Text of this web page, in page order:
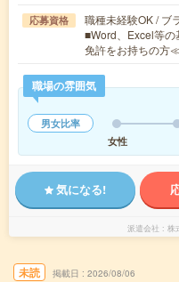
応募資格
職種未経験OK / ブ
■Word、Excel等
免許をお持ちの方
職場の雰囲気
男女比率
女性
気になる!
派遣会社 株
未読 掲載日 2026/08/06